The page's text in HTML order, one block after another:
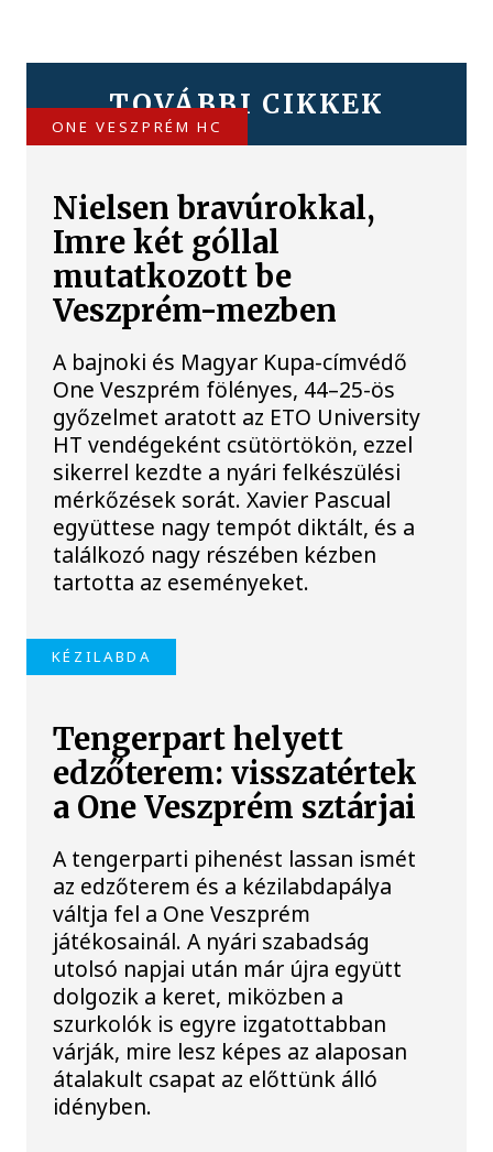
TOVÁBBI CIKKEK
ONE VESZPRÉM HC
Nielsen bravúrokkal,
Imre két góllal
mutatkozott be
Veszprém-mezben
A bajnoki és Magyar Kupa-címvédő
One Veszprém fölényes, 44–25-ös
győzelmet aratott az ETO University
HT vendégeként csütörtökön, ezzel
sikerrel kezdte a nyári felkészülési
mérkőzések sorát. Xavier Pascual
együttese nagy tempót diktált, és a
találkozó nagy részében kézben
tartotta az eseményeket.
KÉZILABDA
Tengerpart helyett
edzőterem: visszatértek
a One Veszprém sztárjai
A tengerparti pihenést lassan ismét
az edzőterem és a kézilabdapálya
váltja fel a One Veszprém
játékosainál. A nyári szabadság
utolsó napjai után már újra együtt
dolgozik a keret, miközben a
szurkolók is egyre izgatottabban
várják, mire lesz képes az alaposan
átalakult csapat az előttünk álló
idényben.